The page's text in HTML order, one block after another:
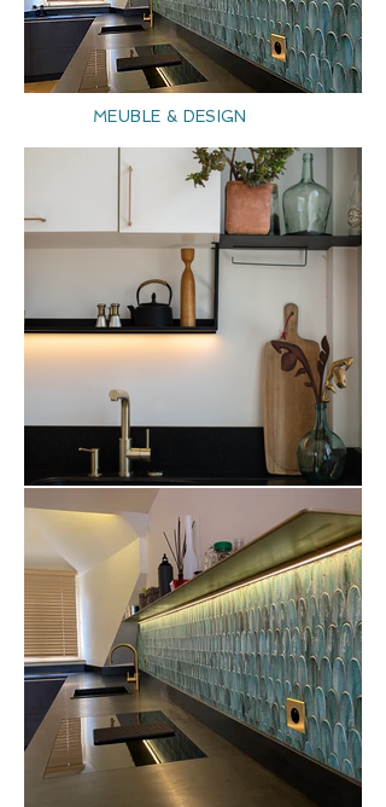
MEUBLE & DESIGN